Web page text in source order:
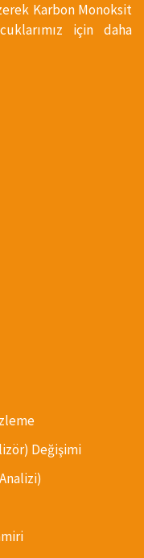
Karbon Monoksit
için daha
Değişimi